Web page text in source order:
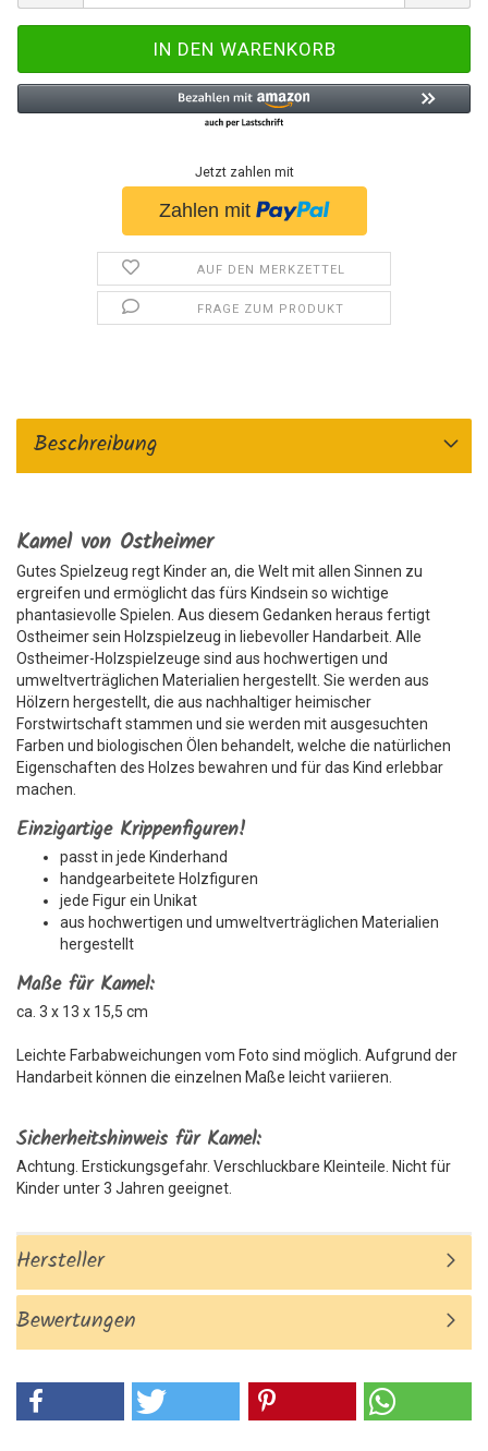
Jetzt zahlen mit
AUF DEN MERKZETTEL
FRAGE ZUM PRODUKT
Beschreibung
Kamel von Ostheimer
Gutes Spielzeug regt Kinder an, die Welt mit allen Sinnen zu
ergreifen und ermöglicht das fürs Kindsein so wichtige
phantasievolle Spielen. Aus diesem Gedanken heraus fertigt
Ostheimer sein Holzspielzeug in liebevoller Handarbeit. Alle
Ostheimer-Holzspielzeuge sind aus hochwertigen und
umweltverträglichen Materialien hergestellt. Sie werden aus
Hölzern hergestellt, die aus nachhaltiger heimischer
Forstwirtschaft stammen und sie werden mit ausgesuchten
Farben und biologischen Ölen behandelt, welche die natürlichen
Eigenschaften des Holzes bewahren und für das Kind erlebbar
machen.
Einzigartige Krippenfiguren!
passt in jede Kinderhand
handgearbeitete Holzfiguren
jede Figur ein Unikat
aus hochwertigen und umweltverträglichen Materialien
hergestellt
Maße für Kamel:
ca. 3 x 13 x 15,5 cm
Leichte Farbabweichungen vom Foto sind möglich. Aufgrund der
Handarbeit können die einzelnen Maße leicht variieren.
Sicherheitshinweis für Kamel:
Achtung. Erstickungsgefahr. Verschluckbare Kleinteile. Nicht für
Kinder unter 3 Jahren geeignet.
Hersteller
Bewertungen